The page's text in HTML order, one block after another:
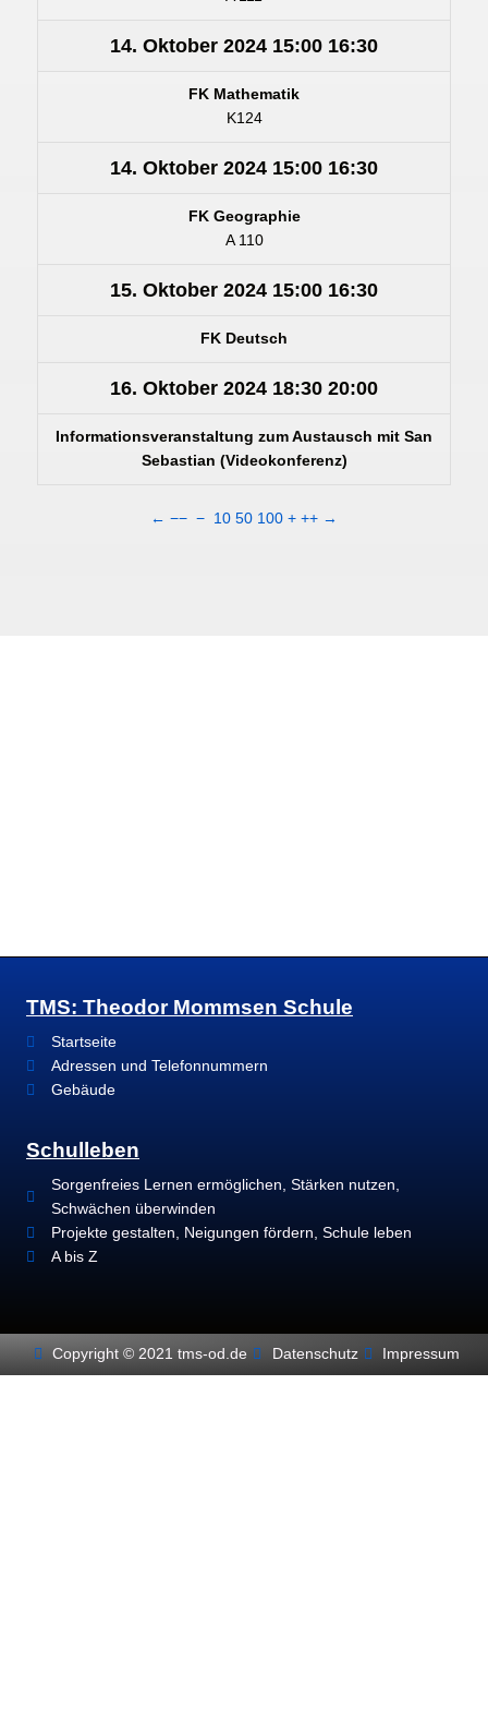
14. Oktober 2024 15:00 16:30
FK Mathematik
K124
14. Oktober 2024 15:00 16:30
FK Geographie
A 110
15. Oktober 2024 15:00 16:30
FK Deutsch
16. Oktober 2024 18:30 20:00
Informationsveranstaltung zum Austausch mit San
Sebastian (Videokonferenz)
← −− − 10 50 100 + ++ →
TMS: Theodor Mommsen Schule
Startseite
Adressen und Telefonnummern
Gebäude
Schulleben
Sorgenfreies Lernen ermöglichen, Stärken nutzen,
Schwächen überwinden
Projekte gestalten, Neigungen fördern, Schule leben
A bis Z
Copyright © 2021 tms-od.de Datenschutz Impressum